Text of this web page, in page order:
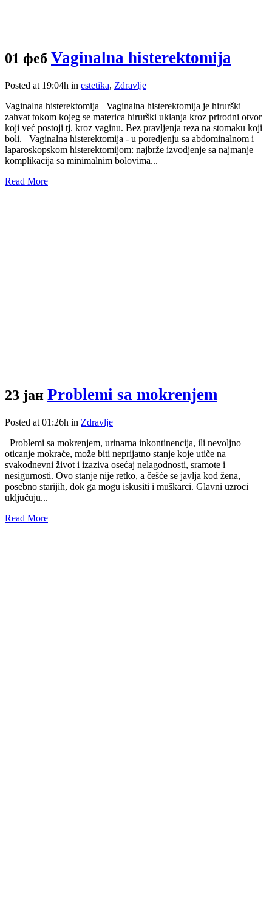
01 феб Vaginalna histerektomija
Posted at 19:04h in estetika, Zdravlje
Vaginalna histerektomija Vaginalna histerektomija je hirurški
zahvat tokom kojeg se materica hirurški uklanja kroz prirodni otvor
koji već postoji tj. kroz vaginu. Bez pravljenja reza na stomaku koji
boli. Vaginalna histerektomija - u poredjenju sa abdominalnom i
laparoskopskom histerektomijom: najbrže izvodjenje sa najmanje
komplikacija sa minimalnim bolovima...
Read More
23 јан Problemi sa mokrenjem
Posted at 01:26h in Zdravlje
Problemi sa mokrenjem, urinarna inkontinencija, ili nevoljno
oticanje mokraće, može biti neprijatno stanje koje utiče na
svakodnevni život i izaziva osećaj nelagodnosti, sramote i
nesigurnosti. Ovo stanje nije retko, a češće se javlja kod žena,
posebno starijih, dok ga mogu iskusiti i muškarci. Glavni uzroci
uključuju...
Read More